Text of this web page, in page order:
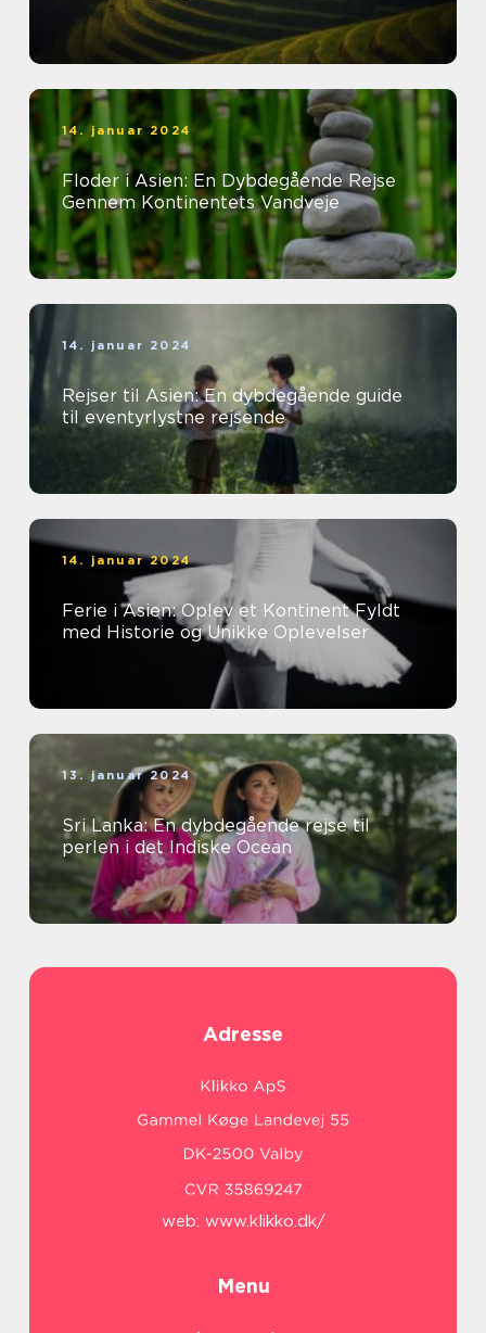
14. januar 2024
Floder i Asien: En Dybdegående Rejse
Gennem Kontinentets Vandveje
14. januar 2024
Rejser til Asien: En dybdegående guide
til eventyrlystne rejsende
14. januar 2024
Ferie i Asien: Oplev et Kontinent Fyldt
med Historie og Unikke Oplevelser
13. januar 2024
Sri Lanka: En dybdegående rejse til
perlen i det Indiske Ocean
Adresse
web: www.klikko.dk/
Menu